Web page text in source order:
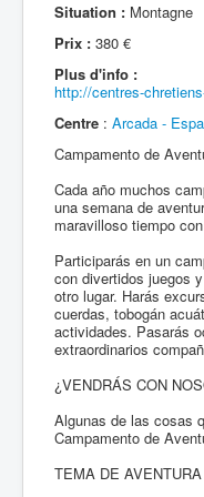
Situation : Montagne
Prix : 380 €
Plus d'info :
http://centres-
Centre : Arcada -
Campamento de
Cada año muchos
una semana de
maravilloso tiempo
Participarás en un
con divertidos juegos
otro lugar. Harás
cuerdas, tobogán
actividades. Pasarás
extraordinarios
¿VENDRÁS CON
Algunas de las cosas
Campamento de
TEMA DE AVENTURA